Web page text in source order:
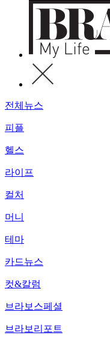
전체뉴스
피플
헬스
라이프
컬처
머니
테마
카드뉴스
컷&칼럼
브라보스페셜
브라보리포트